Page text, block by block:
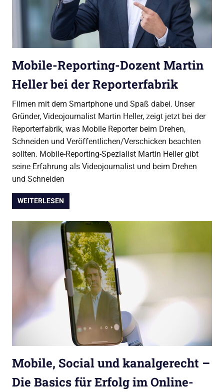
Mobile-Reporting-Dozent Martin
Heller bei der Reporterfabrik
Filmen mit dem Smartphone und Spaß dabei. Unser
Gründer, Videojournalist Martin Heller, zeigt jetzt bei der
Reporterfabrik, was Mobile Reporter beim Drehen,
Schneiden und Veröffentlichen/Verschicken beachten
sollten. Mobile-Reporting-Spezialist Martin Heller gibt
seine Erfahrung als Videojournalist und beim Drehen
und Schneiden
WEITERLESEN
Mobile, Social und kanalgerecht –
Die Basics für Erfolg im Online-